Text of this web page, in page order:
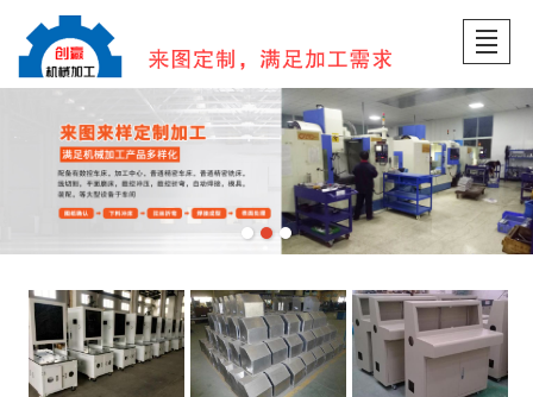
新闻动态 厂房设备 在线留言 LBS